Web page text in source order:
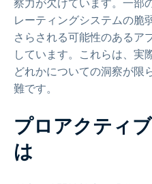
レーティングシステムの脆
さらされる可能性のあるア
しています。これらは、実
どれかについての洞察が限
難です。
プロアクティ
は